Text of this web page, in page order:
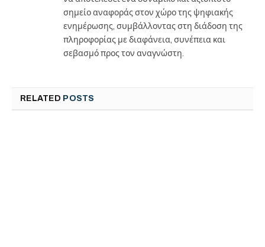
σημείο αναφοράς στον χώρο της ψηφιακής
ενημέρωσης, συμβάλλοντας στη διάδοση της
πληροφορίας με διαφάνεια, συνέπεια και
σεβασμό προς τον αναγνώστη.
RELATED POSTS